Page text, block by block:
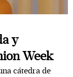
y
Week
cátedra de